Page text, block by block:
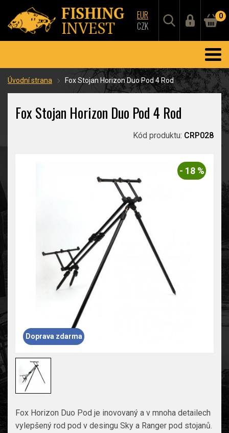
EUR
CZK
0
Úvodní strana Fox Stojan Horizon Duo Pod 4 Rod
Fox Stojan Horizon Duo Pod 4 Rod
Kód produktu: CRP028
- 18 %
Doprava zdarma
Fox Horizon Duo Pod je inovovaný a v mnoha detailech
vylepšený rod pod v desingu Sky a Ranger pod stojanů.